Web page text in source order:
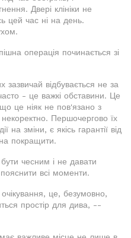
Двері клініки не
цей час ні на день.
операція починається зі
зазвичай відбувається не за
- це важкі обставини. Це
це ніяк не пов'язано з
Першочергово їх
на зміни, є якісь гарантії від
покращити.
чесним і не давати
всі моменти.
це, безумовно,
простір для дива, --